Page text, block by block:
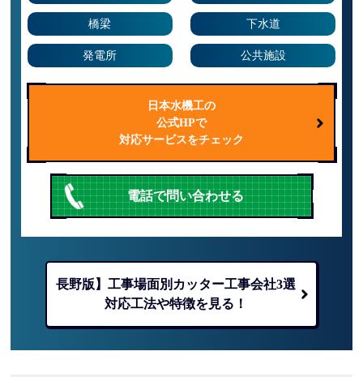
橋梁 下水道
発電所 公共施設
日本水機工の
公式HPで
対応サービスをチェック
電話で問い合わせる
長野版】工事場面別カッター工事会社3選
対応工法や特徴を見る！